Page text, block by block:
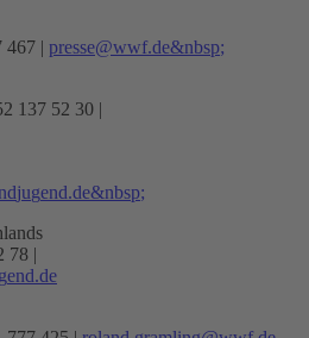
467 | presse wwf.de&nbsp;
137 52 30 |
ndjugend.de&nbsp;
78 |
gend.de